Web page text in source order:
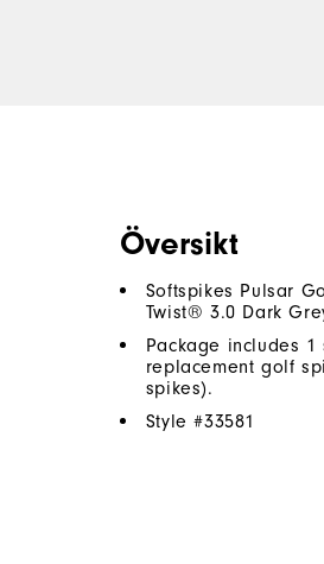
Översikt
Softspikes Pulsar
Twist® 3.0 Dark
Package includes 1
replacement golf
spikes).
Style #33581